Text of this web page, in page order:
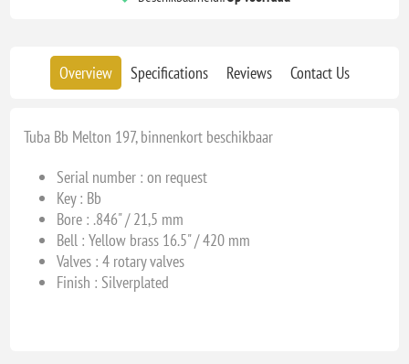
Overview Specifications Reviews Contact Us
Tuba Bb Melton 197, binnenkort beschikbaar
Serial number : on request
Key : Bb
Bore : .846" / 21,5 mm
Bell : Yellow brass 16.5" / 420 mm
Valves : 4 rotary valves
Finish : Silverplated